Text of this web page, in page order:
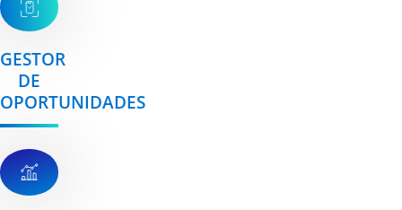
GESTOR
DE
OPORTUNIDADES